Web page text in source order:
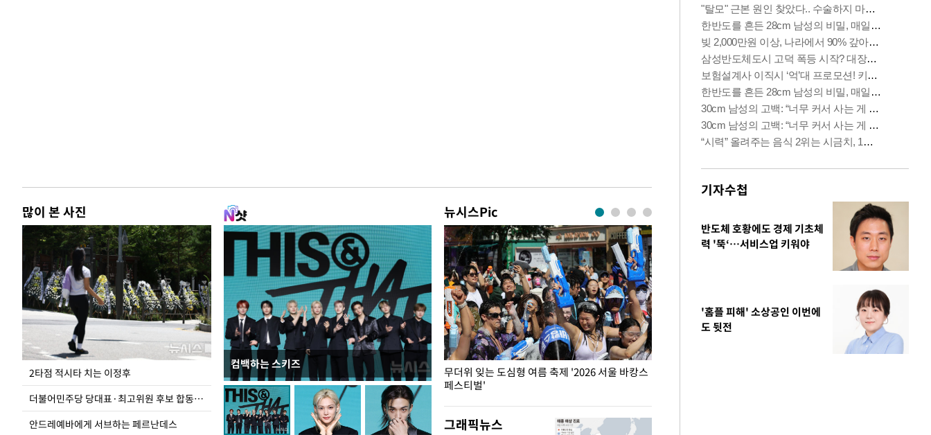
많이 본 사진
2타점 적시타 치는 이정후
더불어민주당 당대표·최고위원 후보 합동연설회
안드레예바에게 서브하는 페르난데스
컴백하는 스키즈
뉴시스Pic
청와대 일주일
무더위 잊는 도심형 여름 축제 '2026 서울 바캉스
페스티벌'
그래픽뉴스
기자수첩
반도체 호황에도 경제 기초체
력 '뚝‘…서비스업 키워야
'홈플 피해' 소상공인 이번에
도 뒷전